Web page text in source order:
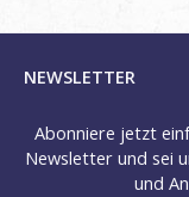
NEWSLETTER
Abonniere jetzt
Newsletter und sei
und